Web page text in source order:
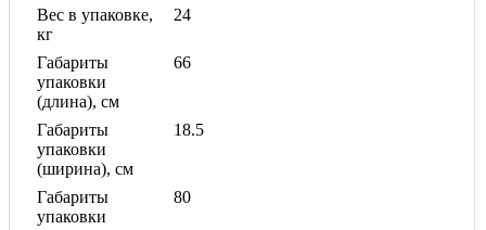
Вес в упаковке,
кг
24
Габариты
упаковки
(длина), см
66
Габариты
упаковки
(ширина), см
18.5
Габариты
упаковки
80